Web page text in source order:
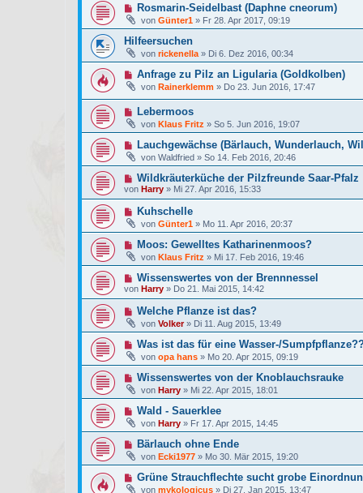
Rosmarin-Seidelbast (Daphne cneorum)
von Günter1 » Fr 28. Apr 2017, 09:19
Hilfeersuchen
von rickenella » Di 6. Dez 2016, 00:34
Anfrage zu Pilz an Ligularia (Goldkolben)
von Rainerklemm » Do 23. Jun 2016, 17:47
Lebermoos
von Klaus Fritz » So 5. Jun 2016, 19:07
Lauchgewächse (Bärlauch, Wunderlauch,
von Waldfried » So 14. Feb 2016, 20:46
Wildkräuterküche der Pilzfreunde Saar-Pfalz
von Harry » Mi 27. Apr 2016, 15:33
Kuhschelle
von Günter1 » Mo 11. Apr 2016, 20:37
Moos: Gewelltes Katharinenmoos?
von Klaus Fritz » Mi 17. Feb 2016, 19:46
Wissenswertes von der Brennnessel
von Harry » Do 21. Mai 2015, 14:42
Welche Pflanze ist das?
von Volker» Di 11. Aug 2015, 13:49
Was ist das für eine Wasser-/
von opa hans » Mo 20. Apr 2015, 09:19
Wissenswertes von der Knoblauchsrauke
von Harry » Mi 22. Apr 2015, 18:01
Wald - Sauerklee
von Harry » Fr 17. Apr 2015, 14:45
Bärlauch ohne Ende
von Ecki1977 » Mo 30. Mär 2015, 19:20
Grüne Strauchflechte sucht grobe
von mykologicus » Di 27. Jan 2015, 13:47